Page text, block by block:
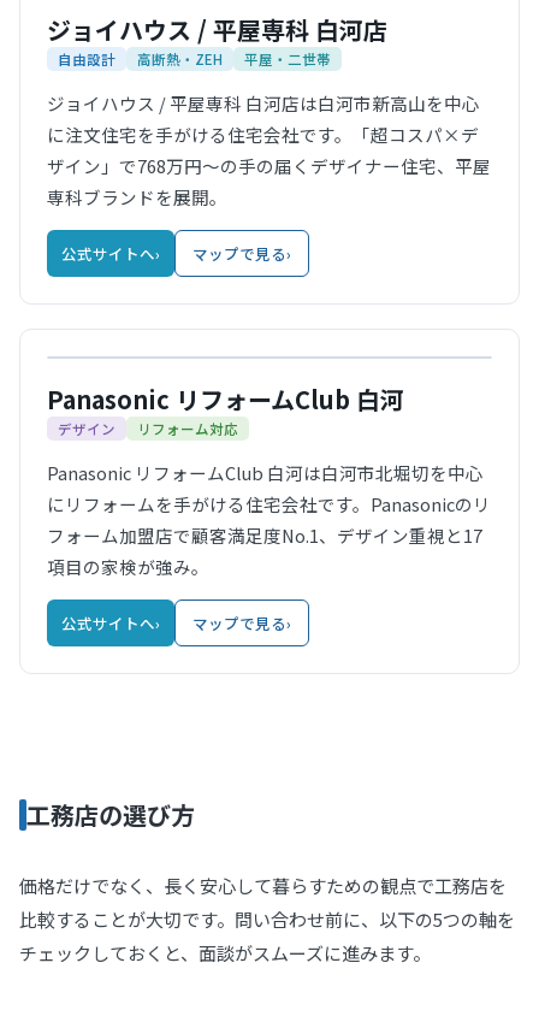
ジョイハウス / 平屋専科 白河店
自由設計 高断熱・ZEH 平屋・二世帯
ジョイハウス / 平屋専科 白河店は白河市新高山を中心
に注文住宅を手がける住宅会社です。「超コスパ×デ
ザイン」で768万円〜の手の届くデザイナー住宅、平屋
専科ブランドを展開。
公式サイトへ› マップで見る›
公式サイト
Panasonic リフォームClub 白河
デザイン リフォーム対応
Panasonic リフォームClub 白河は白河市北堀切を中心
にリフォームを手がける住宅会社です。Panasonicのリ
フォーム加盟店で顧客満足度No.1、デザイン重視と17
項目の家検が強み。
公式サイトへ› マップで見る›
工務店の選び方
価格だけでなく、長く安心して暮らすための観点で工務店を
比較することが大切です。問い合わせ前に、以下の5つの軸を
チェックしておくと、面談がスムーズに進みます。